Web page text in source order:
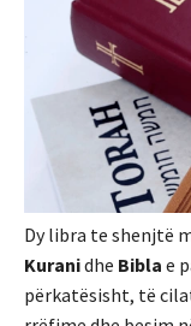
Dy libra te shenjtë
Kuranidhe Bibla e
përkatësisht, të